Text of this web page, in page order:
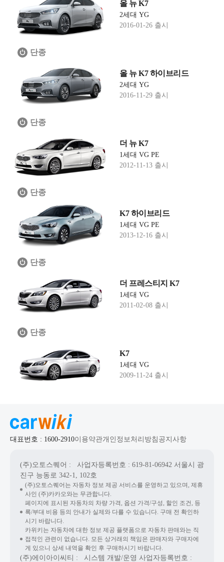
올 뉴 K7
2세대 YG
2016-01-26 출시
단종
올 뉴 K7 하이브리드
2세대 YG
2016-11-29 출시
단종
더 뉴 K7
1세대 VG PE
2012-11-13 출시
단종
K7 하이브리드
1세대 VG PE
2013-12-16 출시
단종
더 프레스티지 K7
1세대 VG
2011-02-08 출시
단종
K7
1세대 VG
2009-11-24 출시
대표번호 : 1600-2910이용약관개인정보처리방침 공지사항
(주)오토스퀘어 : 사업자등록번호 : 619-81-06942 서울시 광
진구 능동로 342-1, 102호
(주)오토스퀘어는 자동차 정보 제공 서비스를 운영하고 있으며, 제휴
사인 (주)카카오와는 무관합니다.
페이지에 표시된 자동차의 차량 가격, 옵션 가격/구성, 할인 조건, 등
록/부대 비용 등의 안내가 실제와 다를 수 있습니다. 구매 전 확인하
시기 바랍니다.
카위키는 자동차에 대한 정보 제공 플랫폼으로 자동차 판매와는 직
접적인 관련이 없습니다. 모든 상거래의 책임은 판매자와 구매자에
게 있으니 상세 내역을 확인 후 구매하시기 바랍니다.
(주)에이아이씨티 : 시스템 개발/운영 사업자등록번호 :